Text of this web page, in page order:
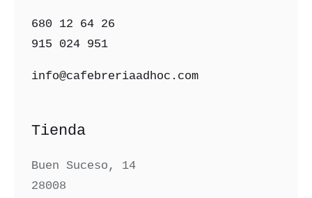
680 12 64 26‬
915 024 951‬
info@cafebreriaadhoc.com
Tienda
Buen Suceso, 14
28008